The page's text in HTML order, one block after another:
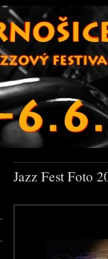
Jazz Fest Foto